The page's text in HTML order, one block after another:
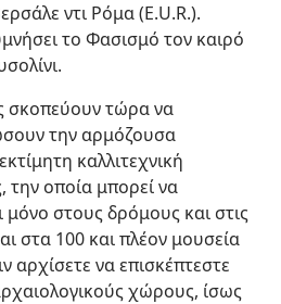
ντι Ρόμα (E.U.R.).
το Φασισμό τον καιρό
σκοπεύουν τώρα να
την αρμόζουσα
καλλιτεχνική
οποία μπορεί να
στους δρόμους και στις
στα 100 και πλέον μουσεία
αρχίσετε να επισκέπτεστε
χώρους, ίσως